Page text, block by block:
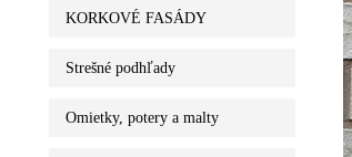
KORKOVÉ FASÁDY
Strešné podhľady
Omietky, potery a malty